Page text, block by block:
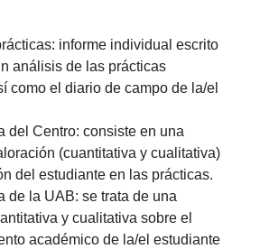
informe individual escrito
análisis de las prácticas
como el diario de campo de la/el
del Centro: consiste en una
(cuantitativa y cualitativa)
del estudiante en las prácticas.
de la UAB: se trata de una
y cualitativa sobre el
académico de la/el estudiante